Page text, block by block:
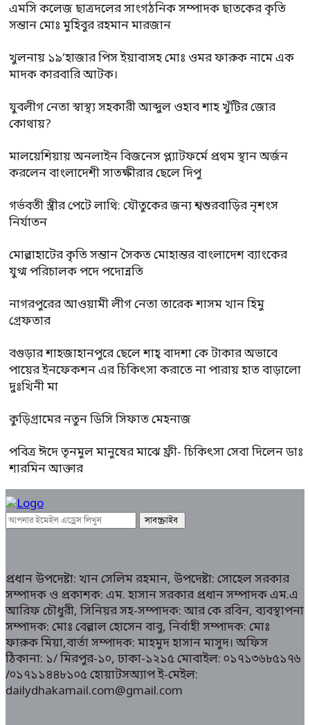
এমসি কলেজ ছাত্রদলের সাংগঠনিক সম্পাদক ছাতকের কৃতি
সন্তান মোঃ মুহিবুর রহমান মারজান
খুলনায় ১৯’হাজার পিস ইয়াবাসহ মোঃ ওমর ফারুক নামে এক
মাদক কারবারি আটক।
যুবলীগ নেতা স্বাস্থ্য সহকারী আব্দুল ওহাব শাহ খুঁটির জোর
কোথায়?
মালয়েশিয়ায় অনলাইন বিজনেস প্ল্যাটফর্মে প্রথম স্থান অর্জন
করলেন বাংলাদেশী সাতক্ষীরার ছেলে দিপু
গর্ভবতী স্ত্রীর পেটে লাথি: যৌতুকের জন্য শ্বশুরবাড়ির নৃশংস
নির্যাতন
মোল্লাহাটের কৃতি সন্তান সৈকত মোহান্তর বাংলাদেশ ব্যাংকের
যুগ্ম পরিচালক পদে পদোন্নতি
নাগরপুরের আওয়ামী লীগ নেতা তারেক শাসম খান হিমু
গ্রেফতার
বগুড়ার শাহজাহানপুরে ছেলে শাহ্ বাদশা কে টাকার অভাবে
পায়ের ইনফেকশন এর চিকিৎসা করাতে না পারায় হাত বাড়ালো
দুঃখিনী মা
কুড়িগ্রামের নতুন ডিসি সিফাত মেহনাজ
পবিত্র ঈদে তৃনমুল মানুষের মাঝে ফ্রী- চিকিৎসা সেবা দিলেন ডাঃ
শারমিন আক্তার
প্রধান উপদেষ্টা: খান সেলিম রহমান, উপদেষ্টা: সোহেল সরকার
সম্পাদক ও প্রকাশক: এম. হাসান সরকার প্রধান সম্পাদক এম.এ
আরিফ চৌধুরী, সিনিয়র সহ-সম্পাদক: আর কে রবিন, ব্যবস্থাপনা
সম্পাদক: মোঃ বেল্লাল হোসেন বাবু, নির্বাহী সম্পাদক: মোঃ
ফারুক মিয়া,বার্তা সম্পাদক: মাহমুদ হাসান মাসুদ। অফিস
ঠিকানা: ১/ মিরপুর-১০, ঢাকা-১২১৫ মোবাইল: ০১৭১৩৬৮৫১৭৬
/০১৭১১৪৪৮১০৫ হোয়াটসঅ্যাপ ই-মেইল:
dailydhakamail.com@gmail.com